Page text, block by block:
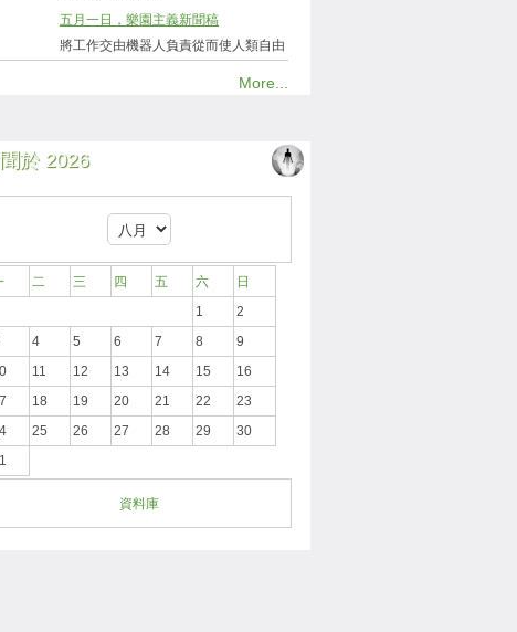
五月一日，樂園主義新聞稿
將工作交由機器人負責從而使人類自由
More...
於 2026
二 三 四 五 六
日
1
2
4 5 6 7 8
9
11 12 13 14 15
16
18 19 20 21 22
23
25 26 27 28 29
30
資料庫